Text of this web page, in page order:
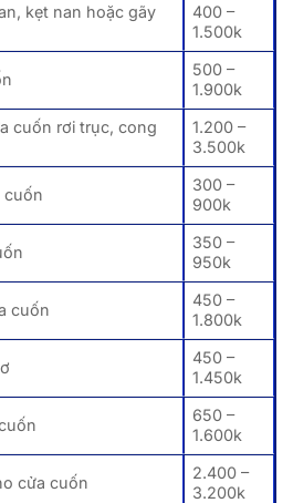
kẹt nan hoặc gãy
400 –
1.500k
500 –
1.900k
cuốn rơi trục, cong
1.200 –
3.500k
cuốn
300 –
900k
350 –
950k
cuốn
450 –
1.800k
450 –
1.450k
650 –
1.600k
cửa cuốn
2.400 –
3.200k